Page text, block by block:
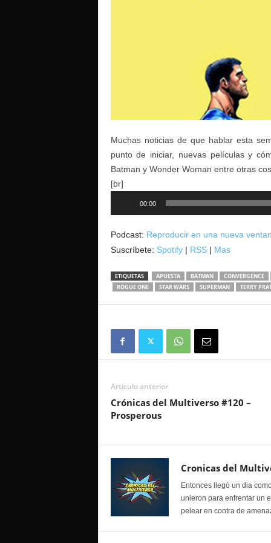
Muchas noticias de que hablar esta
punto de iniciar, nuevas películas y
Batman y Wonder Woman entre otras
[br]
00:00
Podcast: Reproducir en una nueva
Suscríbete: Spotify| RSS| Mas
ETIQUETAS APUESTA BATMAN CONVERGENCE
ROGUE ONE
STAR WARS SUPERMAN TERRY
Artículo anterior
Crónicas del Multiverso #120 –
Prosperous
Cronicas del
Entonces llegó un dia
unieron para enfrentar un
pelear en contra de